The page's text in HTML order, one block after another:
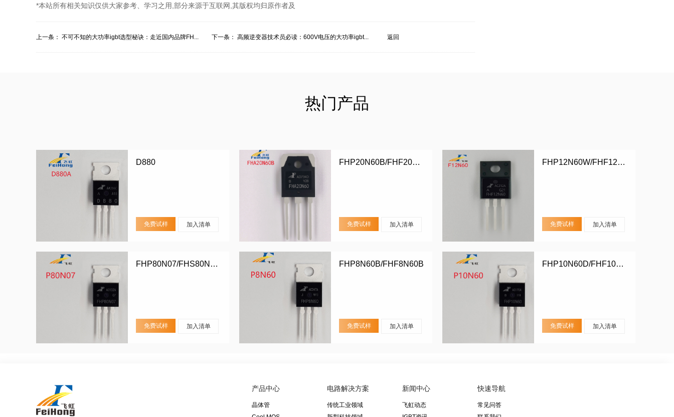
*本站所有相关知识仅供大家参考、学习之用,部分来源于互联网,其版权均归原作者及
上一条： 不可不知的大功率igbt选型秘诀：走近国内品牌FH... 下一条： 高频逆变器技术员必读：600V电压的大功率igbt... 返回
热门产品
D880
免费试样 加入清单
FHP20N60B/FHF20N60B/FHA20N60B
免费试样 加入清单
FHP12N60W/FHF12N60W
免费试样 加入清单
FHP80N07/FHS80N07/FHD80N07
免费试样 加入清单
FHP8N60B/FHF8N60B
免费试样 加入清单
FHP10N60D/FHF10N60D
免费试样 加入清单
产品中心
晶体管
电路解决方案
传统工业领域
新闻中心
飞虹动态
快速导航
常见问答